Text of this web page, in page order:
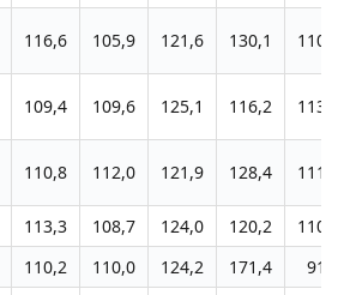
116,6 105,9 121,6 130,1 110,6
109,4 109,6 125,1 116,2 113,6
110,8 112,0 121,9 128,4 111,7
113,3 108,7 124,0 120,2
110,4
110,2 110,0 124,2 171,4
91,5